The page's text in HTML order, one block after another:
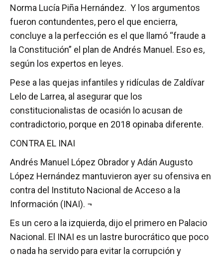
Norma Lucía Piña Hernández. Y los argumentos
fueron contundentes, pero el que encierra,
concluye a la perfección es el que llamó “fraude a
la Constitución” el plan de Andrés Manuel. Eso es,
según los expertos en leyes.
Pese a las quejas infantiles y ridículas de Zaldívar
Lelo de Larrea, al asegurar que los
constitucionalistas de ocasión lo acusan de
contradictorio, porque en 2018 opinaba diferente.
CONTRA EL INAI
Andrés Manuel López Obrador y Adán Augusto
López Hernández mantuvieron ayer su ofensiva en
contra del Instituto Nacional de Acceso a la
Información (INAI). ¬
Es un cero a la izquierda, dijo el primero en Palacio
Nacional. El INAI es un lastre burocrático que poco
o nada ha servido para evitar la corrupción y